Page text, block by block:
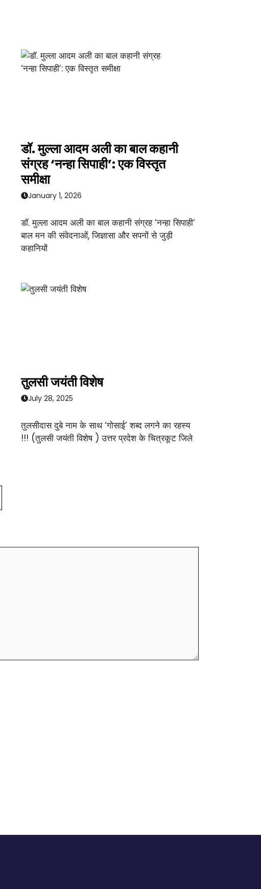
डॉ. मुल्ला आदम अली का बाल कहानी
संग्रह ‘नन्हा सिपाही’: एक विस्तृत
समीक्षा
January 1, 2026
डॉ. मुल्ला आदम अली का बाल कहानी संग्रह ‘नन्हा सिपाही’
बाल मन की संवेदनाओं, जिज्ञासा और सपनों से जुड़ी
कहानियों
तुलसी जयंती विशेष
July 28, 2025
तुलसीदास दुबे नाम के साथ ‘गोसाई’ शब्द लगने का रहस्य
!!! (तुलसी जयंती विशेष ) उत्तर प्रदेश के चित्रकूट जिले